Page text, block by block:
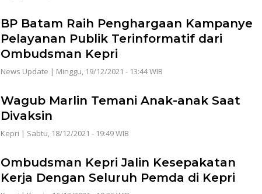
BP Batam Raih Penghargaan Kampanye
Pelayanan Publik Terinformatif dari
Ombudsman Kepri
News Update | Minggu, 19/12/2021 - 13:44 WIB
Wagub Marlin Temani Anak-anak Saat
Divaksin
Kepri | Sabtu, 18/12/2021 - 19:49 WIB
Ombudsman Kepri Jalin Kesepakatan
Kerja Dengan Seluruh Pemda di Kepri